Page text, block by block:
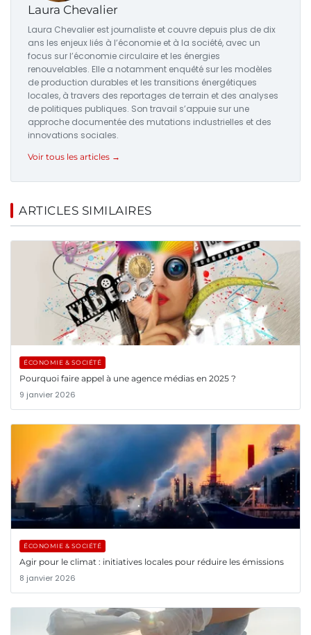
Laura Chevalier
Laura Chevalier est journaliste et couvre depuis plus de dix
ans les enjeux liés à l’économie et à la société, avec un
focus sur l’économie circulaire et les énergies
renouvelables. Elle a notamment enquêté sur les modèles
de production durables et les transitions énergétiques
locales, à travers des reportages de terrain et des analyses
de politiques publiques. Son travail s’appuie sur une
approche documentée des mutations industrielles et des
innovations sociales.
Voir tous les articles →
ARTICLES SIMILAIRES
ÉCONOMIE & SOCIÉTÉ
Pourquoi faire appel à une agence médias en 2025 ?
9 janvier 2026
ÉCONOMIE & SOCIÉTÉ
Agir pour le climat : initiatives locales pour réduire les émissions
8 janvier 2026